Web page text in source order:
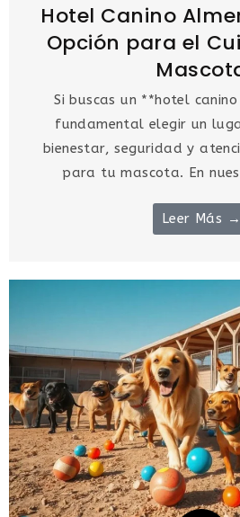
Hotel Canino
Opción para el
Si buscas un **hotel
fundamental elegir un
bienestar, seguridad y
para tu mascota. En
Leer Más →